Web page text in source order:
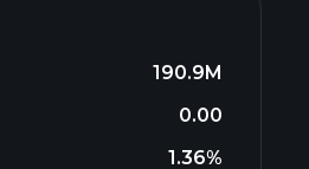
190.9M
0.00
1.36%